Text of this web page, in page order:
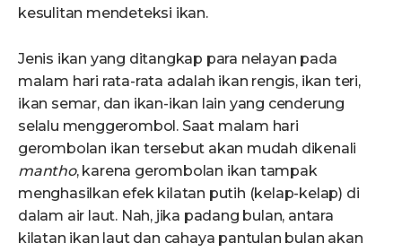
kesulitan mendeteksi ikan.
Jenis ikan yang ditangkap para nelayan pada
malam hari rata-rata adalah ikan rengis, ikan teri,
ikan semar, dan ikan-ikan lain yang cenderung
selalu menggerombol. Saat malam hari
gerombolan ikan tersebut akan mudah dikenali
mantho, karena gerombolan ikan tampak
menghasilkan efek kilatan putih (kelap-kelap) di
dalam air laut. Nah, jika padang bulan, antara
kilatan ikan laut dan cahaya pantulan bulan akan